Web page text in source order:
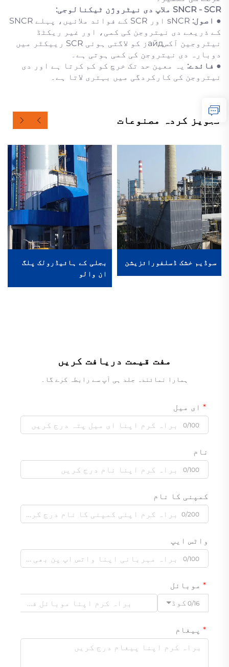
SNCR - SCR ملاپ دی نیٹروژن ٹیکنالوجی:
● اصول:
sNCR اور SCR کے فوائد ملائیں، پہلے SNCR
کے ذریعے دی نیتروجن کی کمی، اور غیر ریکٹڈ
نیٹروجین آکسайдز کو لاگتی ہوئی SCR رییکٹر میں
دوبارہ دی نیتروجن کی کمی ہوتی ہے۔
● فائدے: یہ معین حد تک خرچ کو کم کرتا ہے اور دی
نیتروجن کی کارکردگی میں بہتری لاتا ہے۔
تجویز کردہ مصنوعات
سوڈیم خشک ڈسلفورائزیشن
بجلی کے ہائیڈرولک پلگ
ان والو
مفت قیمت دریافت کریں
ہمارا نمائندہ جلد ہی آپ سے رابطہ کرے گا۔
ای میل
0/100
نام
0/100
کمپنی کا نام
0/200
واٹس ایپ
0/100
موبائل
کوڈ 0/16
پیغام